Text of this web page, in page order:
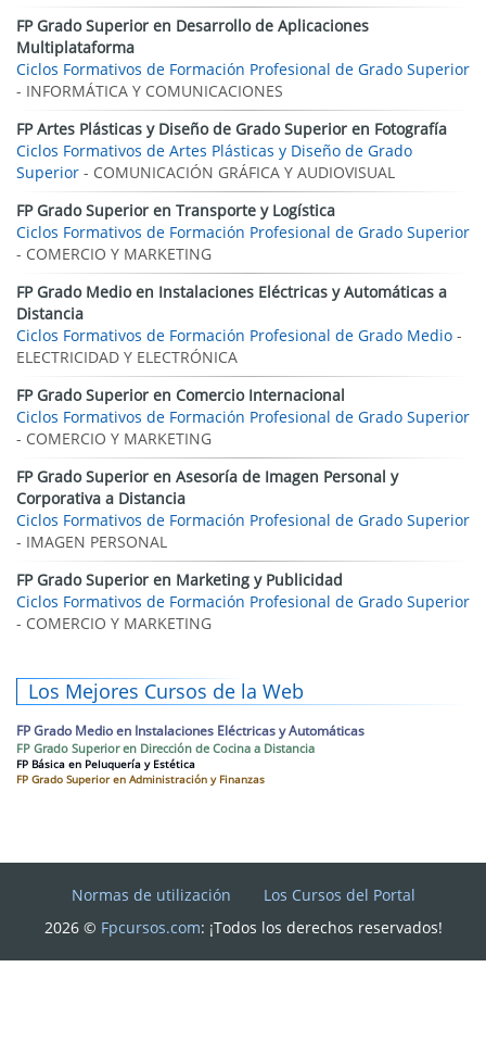
FP Grado Superior en Desarrollo de Aplicaciones
Multiplataforma
Ciclos Formativos de Formación Profesional de Grado Superior
- INFORMÁTICA Y COMUNICACIONES
FP Artes Plásticas y Diseño de Grado Superior en Fotografía
Ciclos Formativos de Artes Plásticas y Diseño de Grado
Superior - COMUNICACIÓN GRÁFICA Y AUDIOVISUAL
FP Grado Superior en Transporte y Logística
Ciclos Formativos de Formación Profesional de Grado Superior
- COMERCIO Y MARKETING
FP Grado Medio en Instalaciones Eléctricas y Automáticas a
Distancia
Ciclos Formativos de Formación Profesional de Grado Medio -
ELECTRICIDAD Y ELECTRÓNICA
FP Grado Superior en Comercio Internacional
Ciclos Formativos de Formación Profesional de Grado Superior
- COMERCIO Y MARKETING
FP Grado Superior en Asesoría de Imagen Personal y
Corporativa a Distancia
Ciclos Formativos de Formación Profesional de Grado Superior
- IMAGEN PERSONAL
FP Grado Superior en Marketing y Publicidad
Ciclos Formativos de Formación Profesional de Grado Superior
- COMERCIO Y MARKETING
Los Mejores Cursos de la Web
FP Grado Medio en Instalaciones Eléctricas y Automáticas
FP Grado Superior en Dirección de Cocina a Distancia
FP Básica en Peluquería y Estética
FP Grado Superior en Administración y Finanzas
Normas de utilización
Los Cursos del Portal
2026 © Fpcursos.com: ¡Todos los derechos reservados!